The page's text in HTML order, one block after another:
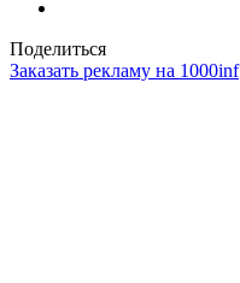
Поделиться
Заказать рекламу на 1000inf